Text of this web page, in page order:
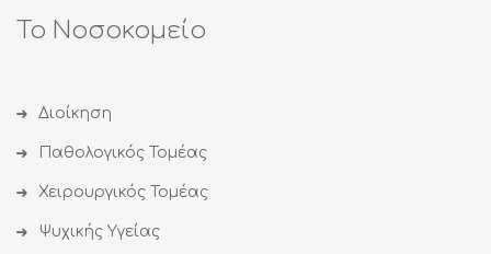
Το Νοσοκομείο
Διοίκηση
Παθολογικός Τομέας
Χειρουργικός Τομέας
Ψυχικής Υγείας